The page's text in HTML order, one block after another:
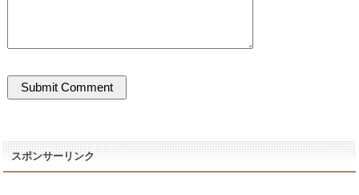
スポンサーリンク